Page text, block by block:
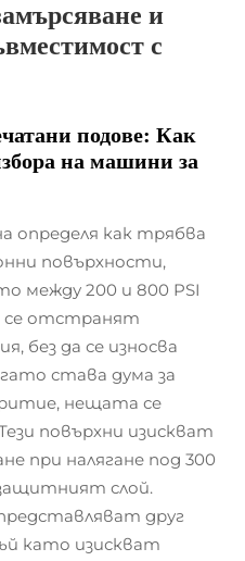
и
с
подове: Как
на машини за
определя как трябва
повърхности,
между 200 и 800 PSI
се отстранят
без да се износва
става дума за
нещата се
повърхни изискват
при налягане под 300
защитният слой.
друг
като изискват